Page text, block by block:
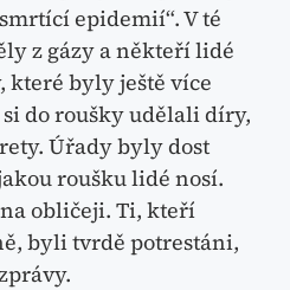
epidemií“. V té
z gázy a někteří lidé
které byly ještě více
do roušky udělali díry,
Úřady byly dost
roušku lidé nosí.
obličeji. Ti, kteří
byli tvrdě potrestáni,